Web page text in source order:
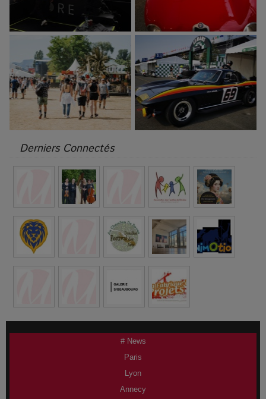
Derniers Connectés
# News
Paris
Lyon
Annecy